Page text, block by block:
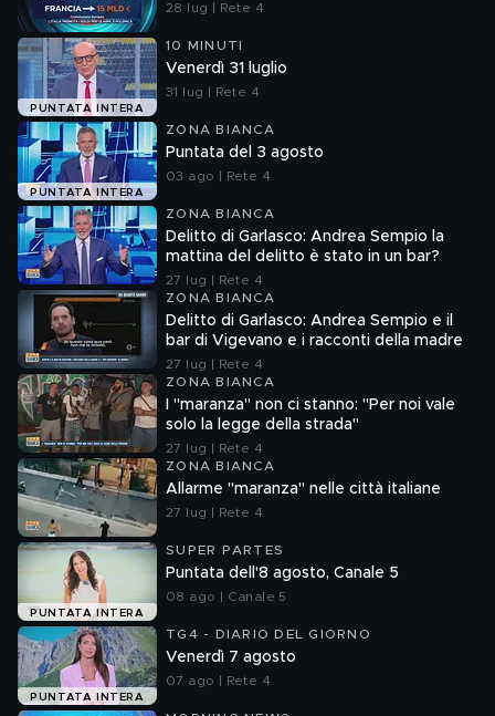
28 lug | Rete 4
PUNTATA INTERA
10 MINUTI
Venerdì 31 luglio
31 lug | Rete 4
PUNTATA INTERA
ZONA BIANCA
Puntata del 3 agosto
03 ago | Rete 4
ZONA BIANCA
Delitto di Garlasco: Andrea Sempio la
mattina del delitto è stato in un bar?
27 lug | Rete 4
ZONA BIANCA
Delitto di Garlasco: Andrea Sempio e il
bar di Vigevano e i racconti della madre
27 lug | Rete 4
ZONA BIANCA
I "maranza" non ci stanno: "Per noi vale
solo la legge della strada"
27 lug | Rete 4
ZONA BIANCA
Allarme "maranza" nelle città italiane
27 lug | Rete 4
PUNTATA INTERA
SUPER PARTES
Puntata dell'8 agosto, Canale 5
08 ago | Canale 5
PUNTATA INTERA
TG4 - DIARIO DEL GIORNO
Venerdì 7 agosto
07 ago | Rete 4